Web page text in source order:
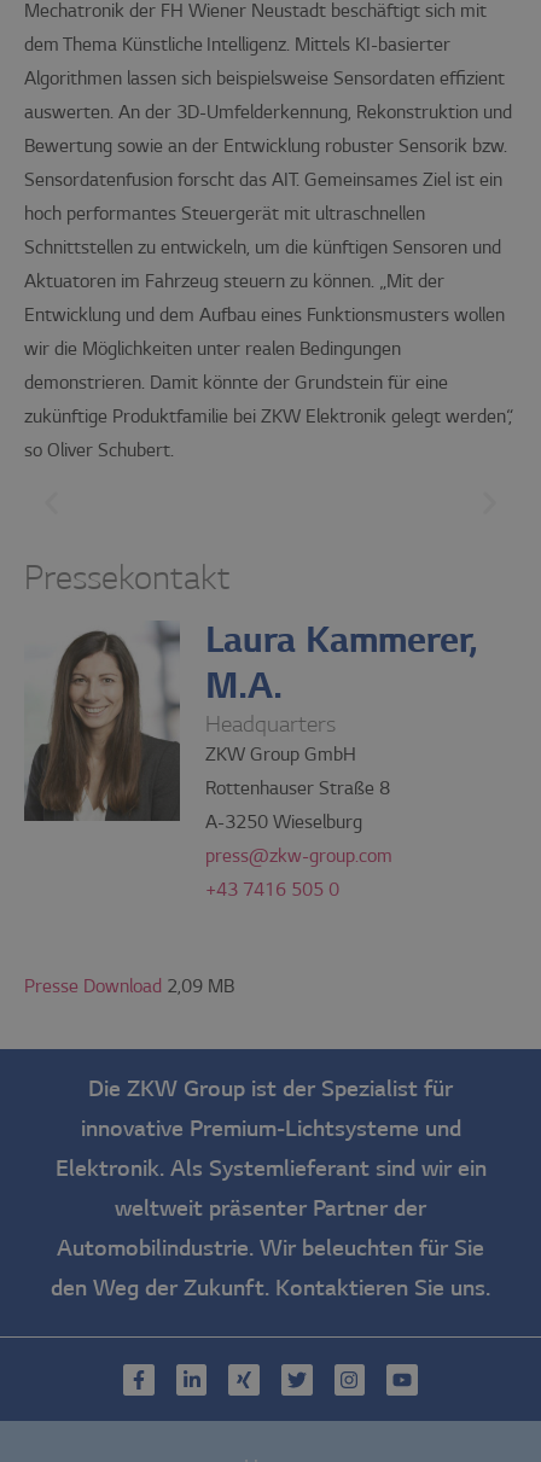
Mechatronik der FH Wiener Neustadt beschäftigt sich mit
dem Thema Künstliche Intelligenz. Mittels KI-basierter
Algorithmen lassen sich beispielsweise Sensordaten effizient
auswerten. An der 3D-Umfelderkennung, Rekonstruktion und
Bewertung sowie an der Entwicklung robuster Sensorik bzw.
Sensordatenfusion forscht das AIT. Gemeinsames Ziel ist ein
hoch performantes Steuergerät mit ultraschnellen
Schnittstellen zu entwickeln, um die künftigen Sensoren und
Aktuatoren im Fahrzeug steuern zu können. „Mit der
Entwicklung und dem Aufbau eines Funktionsmusters wollen
wir die Möglichkeiten unter realen Bedingungen
demonstrieren. Damit könnte der Grundstein für eine
zukünftige Produktfamilie bei ZKW Elektronik gelegt werden“,
so Oliver Schubert.
Pressekontakt
Laura Kammerer,
M.A.
Headquarters
ZKW Group GmbH
Rottenhauser Straße 8
A-3250 Wieselburg
press@zkw-group.com
+43 7416 505 0
Presse Download 2,09 MB
Die ZKW Group ist der Spezialist für
innovative Premium-Lichtsysteme und
Elektronik. Als Systemlieferant sind wir ein
weltweit präsenter Partner der
Automobilindustrie. Wir beleuchten für Sie
den Weg der Zukunft. Kontaktieren Sie uns.